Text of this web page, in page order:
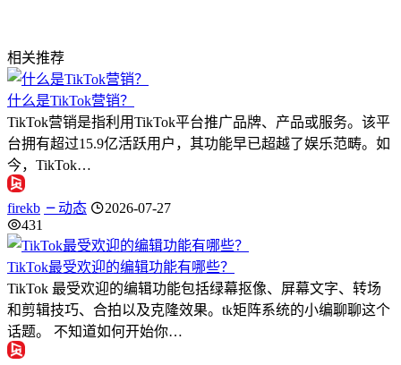
相关推荐
什么是TikTok营销？
TikTok营销是指利用TikTok平台推广品牌、产品或服务。该平
台拥有超过15.9亿活跃用户，其功能早已超越了娱乐范畴。如
今，TikTok…
firekb 动态
2026-07-27
431
TikTok最受欢迎的编辑功能有哪些？
TikTok 最受欢迎的编辑功能包括绿幕抠像、屏幕文字、转场
和剪辑技巧、合拍以及克隆效果。tk矩阵系统的小编聊聊这个
话题。 不知道如何开始你…